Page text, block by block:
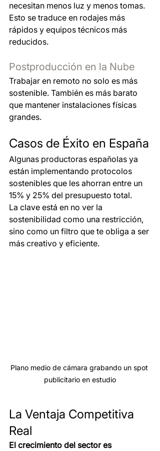
necesitan menos luz y menos tomas.
Esto se traduce en rodajes más
rápidos y equipos técnicos más
reducidos.
Postproducción en la Nube
Trabajar en remoto no solo es más
sostenible. También es más barato
que mantener instalaciones físicas
grandes.
Casos de Éxito en España
Algunas productoras españolas ya
están implementando protocolos
sostenibles que les ahorran entre un
15% y 25% del presupuesto total.
La clave está en no ver la
sostenibilidad como una restricción,
sino como un filtro que te obliga a ser
más creativo y eficiente.
Plano medio de cámara grabando un spot
publicitario en estudio
La Ventaja Competitiva
Real
El crecimiento del sector es